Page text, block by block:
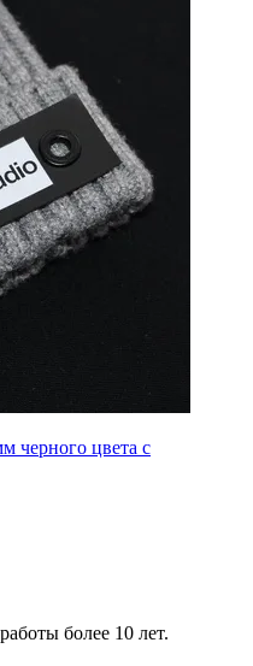
черного цвета с
более 10 лет.